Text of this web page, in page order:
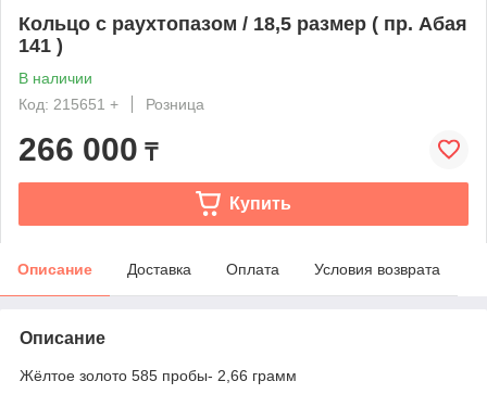
Кольцо с раухтопазом / 18,5 размер ( пр. Абая
141 )
В наличии
Код: 215651 +
Розница
266 000 ₸
Купить
Описание Доставка Оплата Условия возврата
Описание
Жёлтое золото 585 пробы- 2,66 грамм